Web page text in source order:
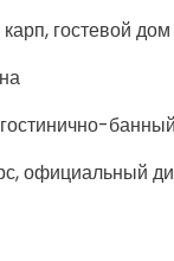
гостевой дом
официальный